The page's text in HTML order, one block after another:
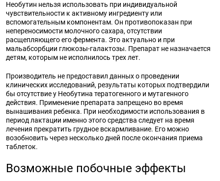
Необутин нельзя использовать при индивидуальной
чувствительности к активному ингредиенту или
вспомогательным компонентам. Он противопоказан при
непереносимости молочного сахара, отсутствии
расщепляющего его фермента. Это актуально и при
мальабсорбции глюкозы-галактозы. Препарат не назначается
детям, которым не исполнилось трех лет.
Производитель не предоставил данных о проведении
клинических исследований, результаты которых подтвердили
бы отсутствие у Необутина тератогенного и мутагенного
действия. Применение препарата запрещено во время
вынашивания ребенка. При необходимости использования в
период лактации именно этого средства следует на время
лечения прекратить грудное вскармливание. Его можно
возобновить через несколько дней после окончания приема
таблеток.
Возможные побочные эффекты